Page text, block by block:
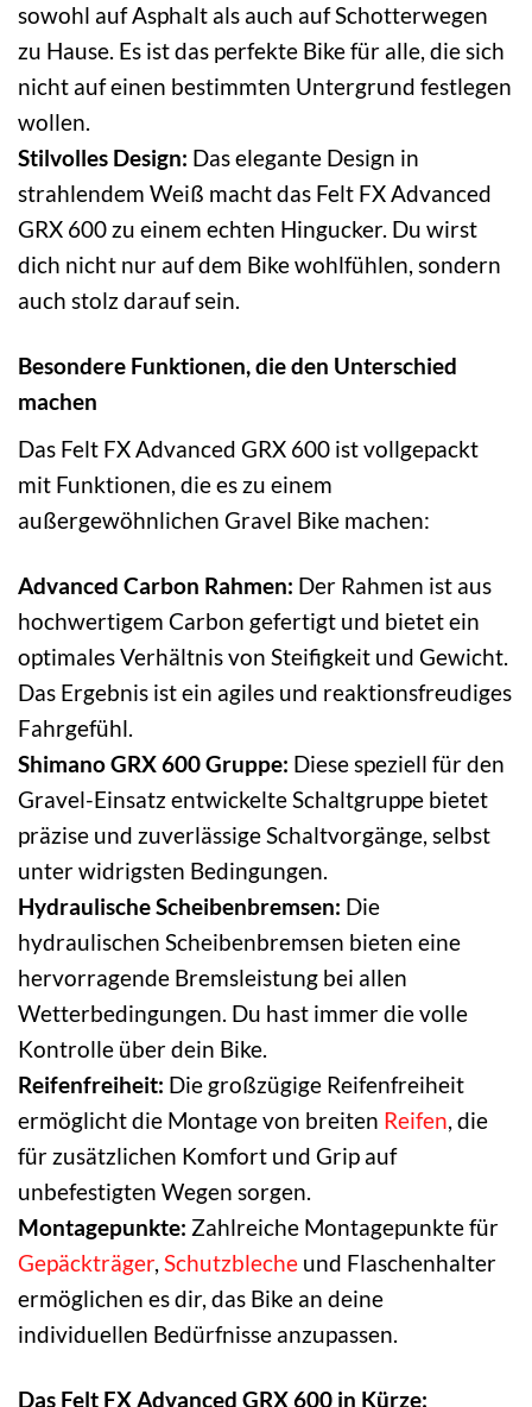
sowohl auf Asphalt als auch auf Schotterwegen
zu Hause. Es ist das perfekte Bike für alle, die sich
nicht auf einen bestimmten Untergrund festlegen
wollen.
Stilvolles Design: Das elegante Design in
strahlendem Weiß macht das Felt FX Advanced
GRX 600 zu einem echten Hingucker. Du wirst
dich nicht nur auf dem Bike wohlfühlen, sondern
auch stolz darauf sein.
Besondere Funktionen, die den Unterschied
machen
Das Felt FX Advanced GRX 600 ist vollgepackt
mit Funktionen, die es zu einem
außergewöhnlichen Gravel Bike machen:
Advanced Carbon Rahmen: Der Rahmen ist aus
hochwertigem Carbon gefertigt und bietet ein
optimales Verhältnis von Steifigkeit und Gewicht.
Das Ergebnis ist ein agiles und reaktionsfreudiges
Fahrgefühl.
Shimano GRX 600 Gruppe: Diese speziell für den
Gravel-Einsatz entwickelte Schaltgruppe bietet
präzise und zuverlässige Schaltvorgänge, selbst
unter widrigsten Bedingungen.
Hydraulische Scheibenbremsen: Die
hydraulischen Scheibenbremsen bieten eine
hervorragende Bremsleistung bei allen
Wetterbedingungen. Du hast immer die volle
Kontrolle über dein Bike.
Reifenfreiheit: Die großzügige Reifenfreiheit
ermöglicht die Montage von breiten Reifen , die
für zusätzlichen Komfort und Grip auf
unbefestigten Wegen sorgen.
Montagepunkte: Zahlreiche Montagepunkte für
Gepäckträger, Schutzbleche und Flaschenhalter
ermöglichen es dir, das Bike an deine
individuellen Bedürfnisse anzupassen.
Das Felt FX Advanced GRX 600 in Kürze: